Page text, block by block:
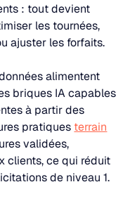
: tout devient
les tournées,
ajuster les forfaits.​
alimentent
briques IA capables
à partir des
pratiques terrain
validées,
clients, ce qui réduit
de niveau 1.​